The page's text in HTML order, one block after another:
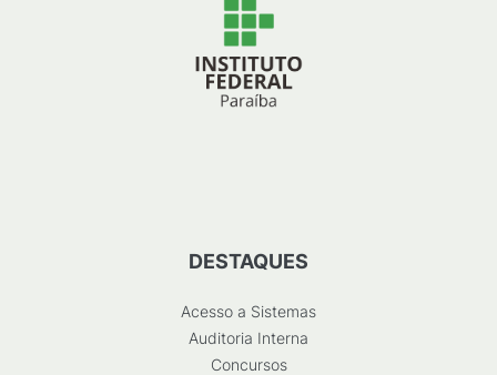
DESTAQUES
Acesso a Sistemas
Auditoria Interna
Concursos